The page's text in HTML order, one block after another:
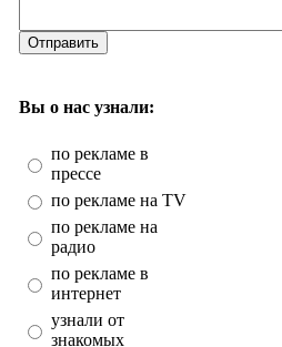
Отправить
Вы о нас узнали:
по рекламе в
прессе
по рекламе на TV
по рекламе на
радио
по рекламе в
интернет
узнали от
знакомых